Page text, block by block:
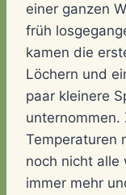
einer ganzen
früh
kamen die
Löchern und
paar kleinere
unternommen.
Temperaturen
noch nicht alle
immer mehr